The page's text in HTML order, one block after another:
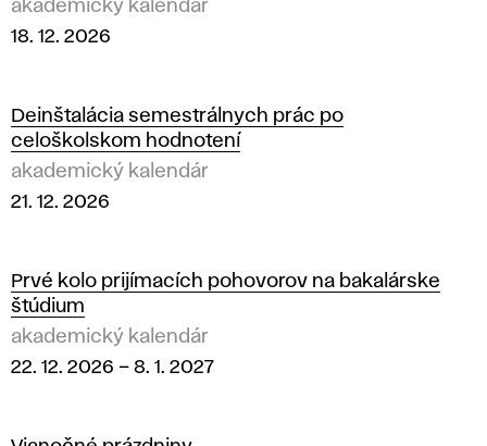
akademický kalendár
18. 12. 2026
Deinštalácia semestrálnych prác po
celoškolskom hodnotení
akademický kalendár
21. 12. 2026
Prvé kolo prijímacích pohovorov na bakalárske
štúdium
akademický kalendár
22. 12. 2026 – 8. 1. 2027